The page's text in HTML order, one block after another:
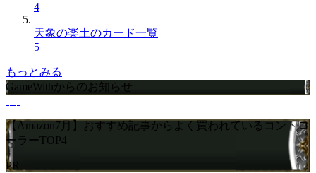
4
天象の楽土のカード一覧
5
もっとみる
GameWithからのお知らせ
【Amazon7月】おすすめ記事からよく買われているコントロ
ーラーTOP4
PR